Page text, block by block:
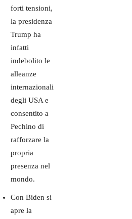
forti tensioni,
la presidenza
Trump ha
infatti
indebolito le
alleanze
internazionali
degli USA e
consentito a
Pechino di
rafforzare la
propria
presenza nel
mondo.
Con Biden si
apre la